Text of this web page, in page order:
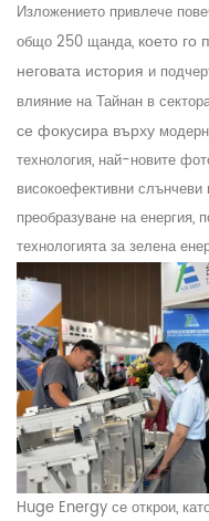
Изложението привлече
общо 250 щанда, което го
неговата история и
влияние на Тайнан в
се фокусира върху
технология, най-новите
високоефективни слънчеви
преобразуване на
технологията за зелена
Huge Energy се открои,